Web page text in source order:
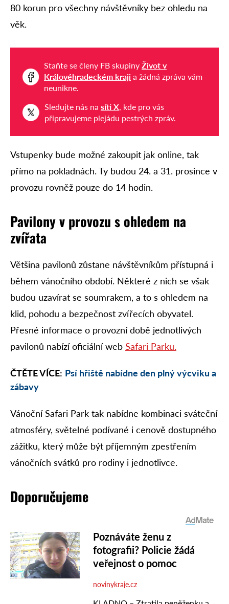
80 korun pro všechny návštěvníky bez ohledu na
věk.
Staňte se členy FB skupiny Život v
Královéhradeckém kraji a žádná zpráva vám
neunikne.
Sledujte nás na síti X, kde pro vás
připravujeme plejádu pestrých zpráv.
Vstupenky bude možné zakoupit jak online, tak
přímo na pokladnách. Ty budou 24. a 31. prosince v
provozu rovněž pouze do 14 hodin.
Pavilony v provozu s ohledem na
zvířata
Většina pavilonů zůstane návštěvníkům přístupná i
během vánočního období. Některé z nich se však
budou uzavírat se soumrakem, a to s ohledem na
klid, pohodu a bezpečnost zvířecích obyvatel.
Přesné informace o provozní době jednotlivých
pavilonů nabízí oficiální web Safari Parku.
ČTĚTE VÍCE: Psí hřiště nabídne den plný výcviku a
zábavy
Vánoční Safari Park tak nabídne kombinaci sváteční
atmosféry, světelné podívané i cenově dostupného
zážitku, který může být příjemným zpestřením
vánočních svátků pro rodiny i jednotlivce.
Doporučujeme